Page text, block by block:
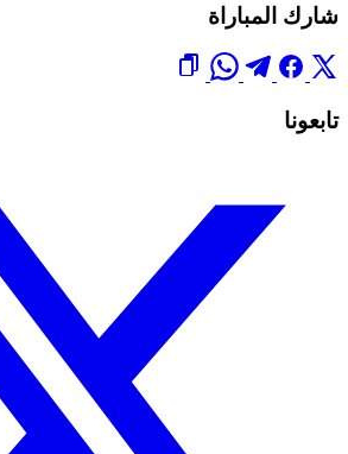
شارك المباراة
تابعونا